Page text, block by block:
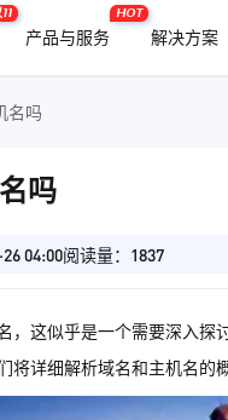
产品与服务
HOT
解决方案
名吗
吗
04:00阅读量：1837
，这似乎是一个需要深入
详细解析域名和主机名的